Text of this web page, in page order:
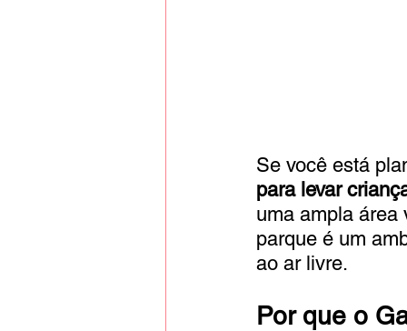
Se você está
para levar
uma ampla área
parque é um
ao ar livre.
Por que o